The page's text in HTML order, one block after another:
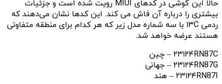
حالا این گوشی در کدهای MIUI رویت شده است و جزئیات
بیشتری را درباره آن فاش می کند. این کدها نشان می‌دهند که
ردمی ۱۳C با سه شماره مدل زیر که هر کدام برای منطقه‌ متفاوتی
هستند عرضه خواهد شد.
۲۳۱۲۴RN87C – چین
۲۳۱۲۴RN87G – جهانی
۲۳۱۲۴RN87I – هند